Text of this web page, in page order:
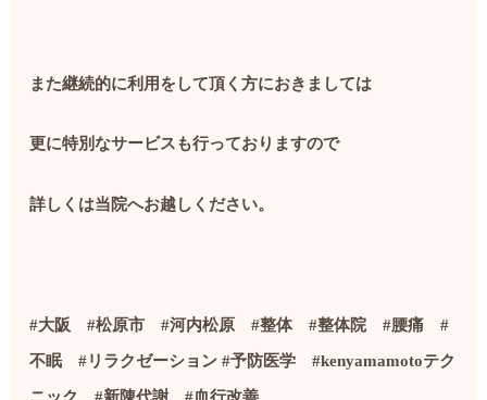
また継続的に利用をして頂く方におきましては
更に特別なサービスも行っておりますので
詳しくは当院へお越しください。
#大阪#松原市#河内松原#整体#整体院#腰痛#
不眠#リラクゼーション #予防医学#kenyamamotoテク
ニック#新陳代謝#血行改善